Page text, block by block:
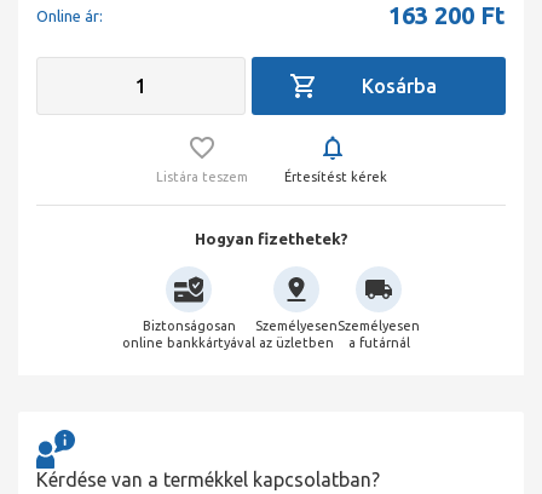
Online ár: 163 200 Ft
Listára teszem Értesítést kérek
Hogyan fizethetek?
Biztonságosan
online bankkártyával
Személyesen
az üzletben
Személyesen
a futárnál
Kérdése van a termékkel kapcsolatban?